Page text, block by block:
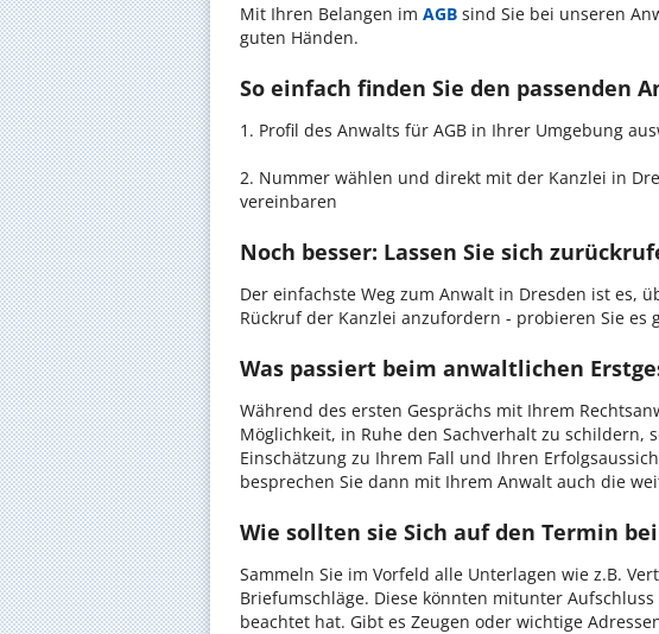
Mit Ihren Belangen im AGB sind Sie bei unseren
guten Händen.
So einfach finden Sie den passenden
1. Profil des Anwalts für AGB in Ihrer Umgebung
2. Nummer wählen und direkt mit der Kanzlei in
vereinbaren
Noch besser: Lassen Sie sich
Der einfachste Weg zum Anwalt in Dresden ist es,
Rückruf der Kanzlei anzufordern - probieren Sie es
Was passiert beim anwaltlichen
Während des ersten Gesprächs mit Ihrem
Möglichkeit, in Ruhe den Sachverhalt zu schildern,
Einschätzung zu Ihrem Fall und Ihren
besprechen Sie dann mit Ihrem Anwalt auch die
Wie sollten sie Sich auf den Termin
Sammeln Sie im Vorfeld alle Unterlagen wie z.B.
Briefumschläge. Diese könnten mitunter
beachtet hat. Gibt es Zeugen oder wichtige